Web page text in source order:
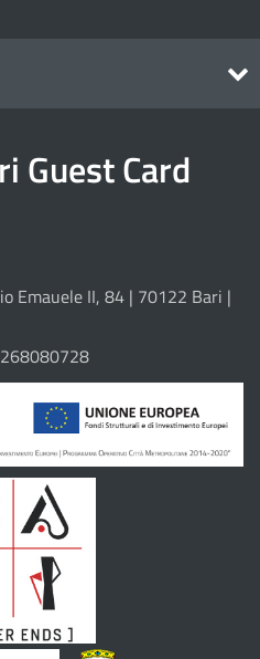
Guest Card
Emauele II, 84 | 70122 Bari |